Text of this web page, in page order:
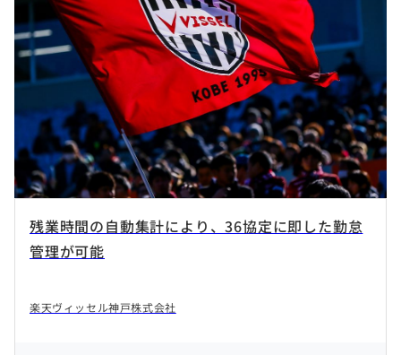
残業時間の自動集計により、36協定に即した勤怠
管理が可能
楽天ヴィッセル神戸株式会社